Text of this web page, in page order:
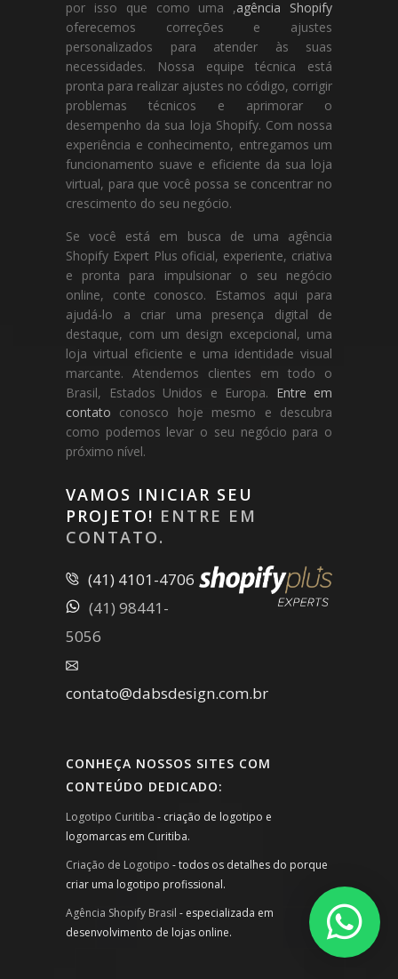
por isso que como uma ,agência Shopify
oferecemos correções e ajustes
personalizados para atender às suas
necessidades. Nossa equipe técnica está
pronta para realizar ajustes no código, corrigir
problemas técnicos e aprimorar o
desempenho da sua loja Shopify. Com nossa
experiência e conhecimento, entregamos um
funcionamento suave e eficiente da sua loja
virtual, para que você possa se concentrar no
crescimento do seu negócio.
Se você está em busca de uma agência
Shopify Expert Plus oficial, experiente, criativa
e pronta para impulsionar o seu negócio
online, conte conosco. Estamos aqui para
ajudá-lo a criar uma presença digital de
destaque, com um design excepcional, uma
loja virtual eficiente e uma identidade visual
marcante. Atendemos clientes em todo o
Brasil, Estados Unidos e Europa. Entre em
contato conosco hoje mesmo e descubra
como podemos levar o seu negócio para o
próximo nível.
VAMOS INICIAR SEU
PROJETO! ENTRE EM
CONTATO.
(41) 4101-4706
(41) 98441-
5056
contato@dabsdesign.com.br
CONHEÇA NOSSOS SITES COM
CONTEÚDO DEDICADO:
Logotipo Curitiba - criação de logotipo e
logomarcas em Curitiba.
Criação de Logotipo - todos os detalhes do porque
criar uma logotipo profissional.
Agência Shopify Brasil - especializada em
desenvolvimento de lojas online.